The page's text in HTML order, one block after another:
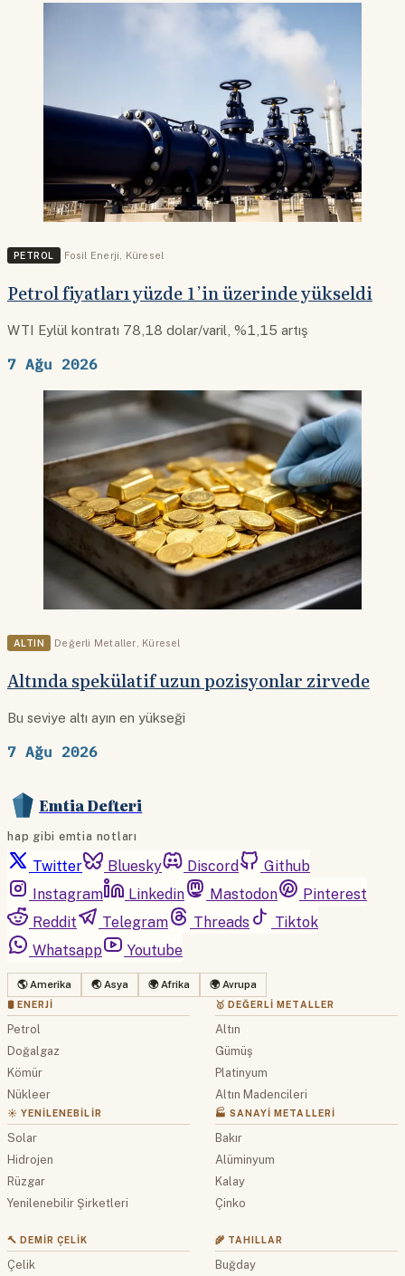
PETROL Fosil Enerji Küresel
Petrol fiyatları yüzde 1’in üzerinde yükseldi
WTI Eylül kontratı 78,18 dolar/varil, %1,15 artış
7 Ağu 2026
ALTIN Değerli Metaller Küresel
Altında spekülatif uzun pozisyonlar zirvede
Bu seviye altı ayın en yükseği
7 Ağu 2026
Emtia Defteri
hap gibi emtia notları
Twitter Bluesky Discord
Github
Instagram
Linkedin Mastodon
Pinterest
Reddit
Telegram Threads
Tiktok
Whatsapp
Youtube
🌎 Amerika 🌏 Asya 🌍 Afrika 🌍 Avrupa
🛢 ENERJI
Petrol
Doğalgaz
Kömür
Nükleer
☀️ YENILENEBILIR
Solar
Hidrojen
Rüzgar
Yenilenebilir Şirketleri
🥇 DEĞERLI METALLER
Altın
Gümüş
Platinyum
Altın Madencileri
🏭 SANAYI METALLERI
Bakır
Alüminyum
Kalay
Çinko
🔨 DEMIR ÇELIK
Çelik
🌾 TAHILLAR
Buğday